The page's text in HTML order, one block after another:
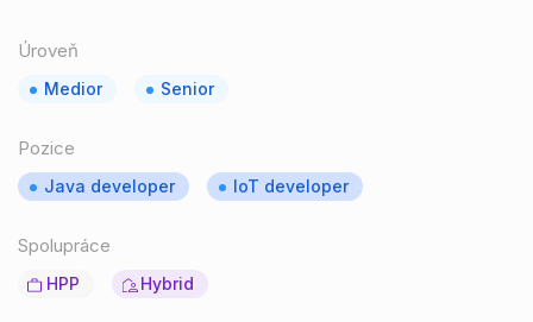
Úroveň
Medior Senior
Pozice
Java developer IoT developer
Spolupráce
HPP Hybrid